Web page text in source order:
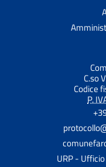
C.so
Codice
P.
URP -